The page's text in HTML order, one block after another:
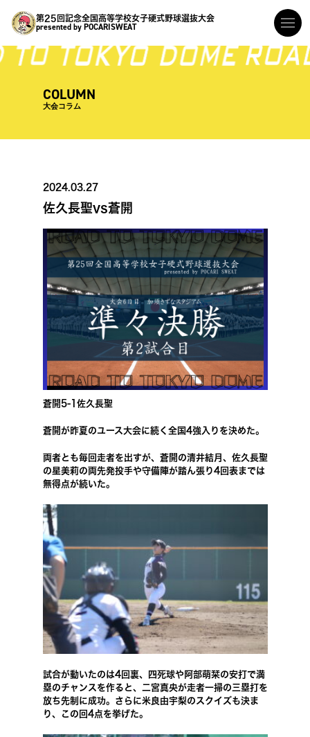
第25回記念全国高等学校女子硬式野球選抜大会
presented by POCARISWEAT
COLUMN
大会コラム
2024.03.27
佐久長聖vs蒼開
蒼開5-1佐久長聖
蒼開が昨夏のユース大会に続く全国4強入りを決めた。
両者とも毎回走者を出すが、蒼開の清井結月、佐久長聖
の星美莉の両先発投手や守備陣が踏ん張り4回表までは
無得点が続いた。
試合が動いたのは4回裏、四死球や阿部萌栞の安打で満
塁のチャンスを作ると、二宮真央が走者一掃の三塁打を
放ち先制に成功。さらに米良由宇梨のスクイズも決ま
り、この回4点を挙げた。